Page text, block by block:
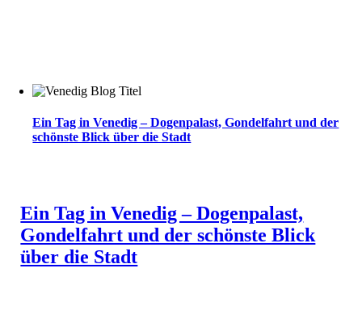
Ein Tag in Venedig – Dogenpalast, Gondelfahrt und der
schönste Blick über die Stadt
Ein Tag in Venedig – Dogenpalast,
Gondelfahrt und der schönste Blick
über die Stadt